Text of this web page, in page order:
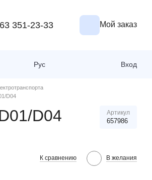
351-23-33 Мой заказ
Рус Вход
D04
D04 Артикул
657986
К сравнению В желания